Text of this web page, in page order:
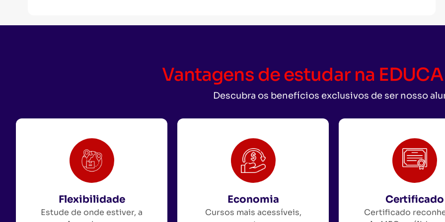
Vantagens de estudar na
Descubra os benefícios exclusivos de ser nosso
Flexibilidade
Estude de onde estiver, a
Economia
Cursos mais acessíveis,
Certificado
Certificado